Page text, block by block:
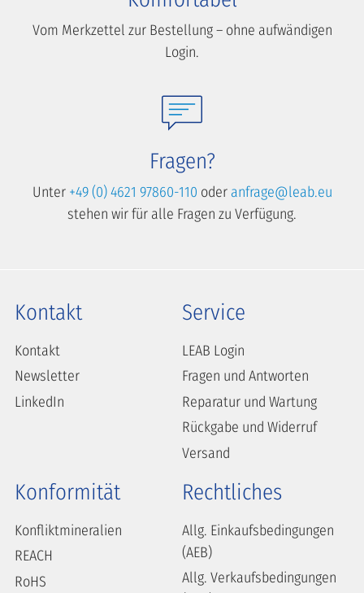
Vom Merkzettel zur Bestellung – ohne aufwändigen
Login.
Fragen?
Unter +49 (0) 4621 97860-110 oder anfrage@leab.eu
stehen wir für alle Fragen zu Verfügung.
Kontakt
Kontakt
Newsletter
LinkedIn
Service
LEAB Login
Fragen und Antworten
Reparatur und Wartung
Rückgabe und Widerruf
Versand
Konformität
Konfliktmineralien
REACH
RoHS
Rechtliches
Allg. Einkaufsbedingungen
(AEB)
Allg. Verkaufsbedingungen